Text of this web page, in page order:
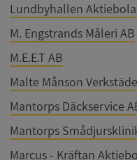
Lundbyhallen
M. Engstrands Måleri AB
M.E.E.T AB
Malte Månson
Mantorps Däckservice
Mantorps
Marcus - Kräftan